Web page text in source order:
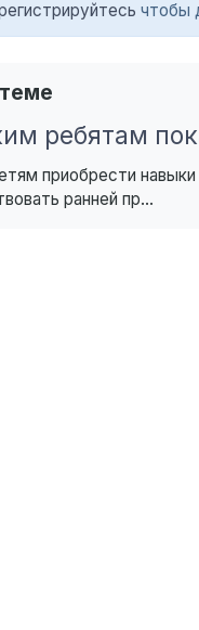
чтобы
ребятам
приобрести навыки
ранней пр...